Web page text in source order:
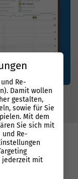
Re-
Damit wollen
gestalten,
sowie für Sie
Mit dem
Sie sich mit
und Re-
jederzeit mit